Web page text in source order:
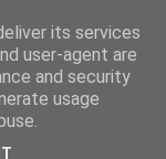
its services
user-agent are
and security
usage